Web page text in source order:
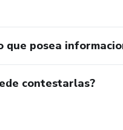
posea
contestarlas?